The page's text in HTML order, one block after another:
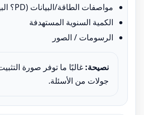
مواصفات الطاقة/البيانات (PD؟ البيانات؟)
الكمية السنوية المستهدفة
الرسومات / الصور
نصيحة:
جولات من الأسئلة.